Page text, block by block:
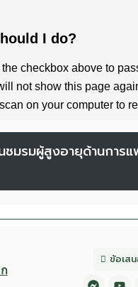
มรมผู้สูงอายุด้านการ
ข้อเส